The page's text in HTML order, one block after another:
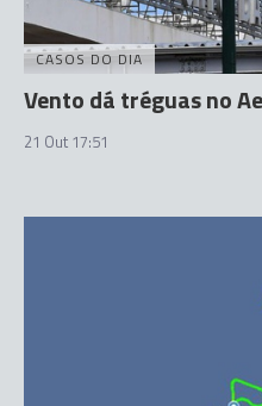
CASOS DO DIA
Vento dá tréguas no
21 Out 17:51